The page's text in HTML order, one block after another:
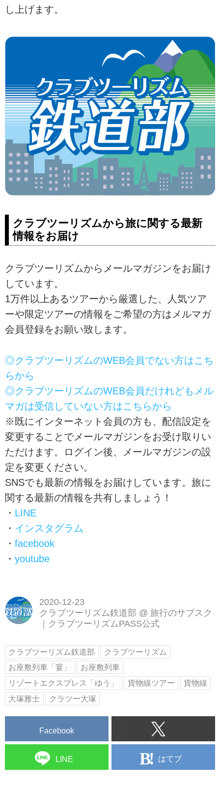
し上げます。
クラブツーリズムから旅に関する最新
情報をお届け
クラブツーリズムからメールマガジンをお届け
しています。
1万件以上あるツアーから厳選した、人気ツア
ーや限定ツアーの情報をご希望の方はメルマガ
会員登録をお願い致します。
◎クラブツーリズムのWEB会員でない方はこち
らから
◎クラブツーリズムのWEB会員だけれどもメル
マガは受信していない方はこちらから
※既にインターネット会員の方も、配信設定を
変更することでメールマガジンをお受け取りい
ただけます。ログイン後、メールマガジンの設
定を変更ください。
SNSでも最新の情報をお届けしています。旅に
関する最新の情報を共有しましょう！
・ LINE
・ インスタグラム
・ facebook
・ youtube
2020-12-23
クラブツーリズム鉄道部 @ 旅行のサブスク
｜クラブツーリズムPASS公式
クラブツーリズム鉄道部
クラブツーリズム
お座敷列車「宴」
お座敷列車
リゾートエクスプレス「ゆう」
貨物線ツアー
貨物線
大塚雅士
クラツー大塚
Facebook
LINE はてブ